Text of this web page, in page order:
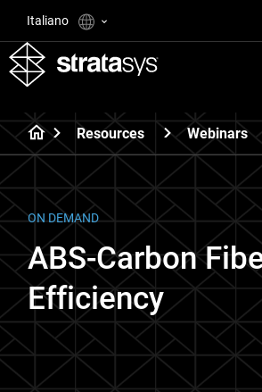
Italiano
Resources Webinars
ON DEMAND
ABS-Carbon
Efficiency